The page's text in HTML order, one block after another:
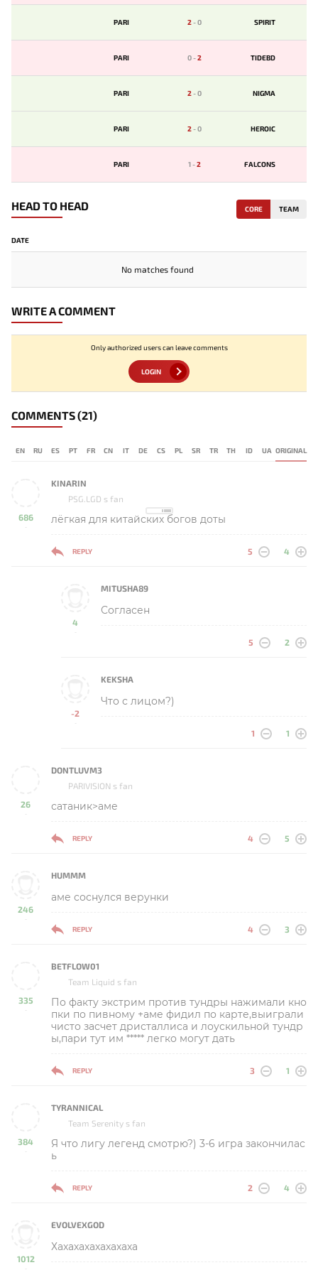
PARI 2-0 SPIRIT
PARI 0-2 TIDEBD
PARI 2-0 NIGMA
PARI 2-0 HEROIC
PARI 1-2 FALCONS
HEAD TO HEAD CORE TEAM
DATE
No matches found
WRITE A COMMENT
Only authorized users can leave comments
LOGIN
COMMENTS(21)
EN RU ES PT FR CN IT DE CS PL SR TR TH ID UA ORIGINAL
686
-
KINARIN
PSG.LGD s fan
лёгкая для китайских богов доты
REPLY 5 4
4
-
MITUSHA89
Согласен
5 2
-2
-
KEKSHA
Что с лицом?)
1 1
26
-
DONTLUVM3
PARIVISION s fan
сатаник>аме
REPLY 4 5
246
-
HUMMM
аме соснулся верунки
REPLY 4 3
335
-
BETFLOW01
Team Liquid s fan
По факту экстрим против тундры нажимали кно
пки по пивному +аме фидил по карте,выиграли
чисто засчет дристаллиса и лоускильной тундр
ы,пари тут им ***** легко могут дать
REPLY 3 1
384
-
TYRANNICAL
Team Serenity s fan
Я что лигу легенд смотрю?) 3-6 игра закончилас
ь
REPLY 2 4
1012
-
EVOLVEXGOD
Хахахахахахахаха